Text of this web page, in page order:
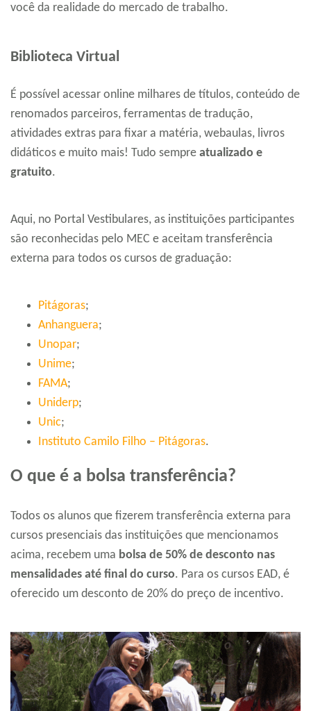
você da realidade do mercado de trabalho.
Biblioteca Virtual
É possível acessar online milhares de títulos, conteúdo de
renomados parceiros, ferramentas de tradução,
atividades extras para fixar a matéria, webaulas, livros
didáticos e muito mais! Tudo sempre atualizado e
gratuito.
Aqui, no Portal Vestibulares, as instituições participantes
são reconhecidas pelo MEC e aceitam transferência
externa para todos os cursos de graduação:
Pitágoras;
Anhanguera;
Unopar;
Unime;
FAMA;
Uniderp;
Unic;
Instituto Camilo Filho – Pitágoras.
O que é a bolsa transferência?
Todos os alunos que fizerem transferência externa para
cursos presenciais das instituições que mencionamos
acima, recebem uma bolsa de 50% de desconto nas
mensalidades até final do curso. Para os cursos EAD, é
oferecido um desconto de 20% do preço de incentivo.